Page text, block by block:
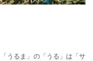
うるま」の「うる」は「サ